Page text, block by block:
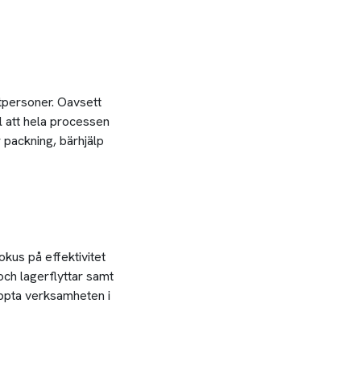
Oavsett
hela processen
bärhjälp
på effektivitet
lagerflyttar samt
verksamheten i